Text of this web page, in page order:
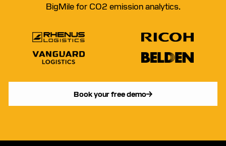
BigMile for CO2 emission analytics.
Book your free demo